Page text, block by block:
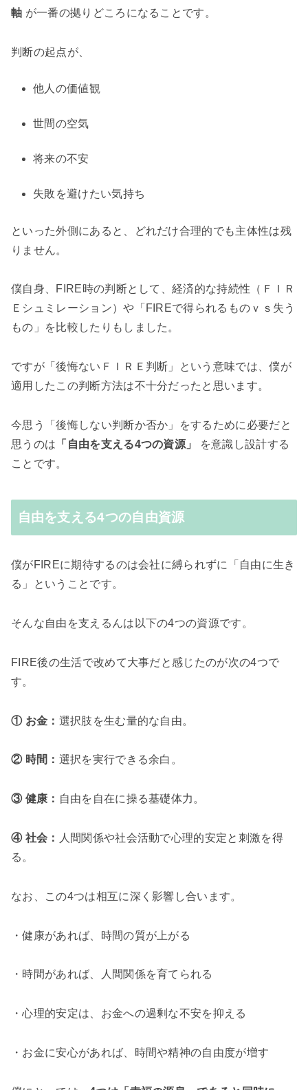
軸 が一番の拠りどころになることです。
判断の起点が、
他人の価値観
世間の空気
将来の不安
失敗を避けたい気持ち
といった外側にあると、どれだけ合理的でも主体性は残
りません。
僕自身、FIRE時の判断として、経済的な持続性（ＦＩＲ
Ｅシュミレーション）や「FIREで得られるものｖｓ失う
もの」を比較したりもしました。
ですが「後悔ないＦＩＲＥ判断」という意味では、僕が
適用したこの判断方法は不十分だったと思います。
今思う「後悔しない判断か否か」をするために必要だと
思うのは 「自由を支える4つの資源」
を意識し設計する
ことです。
自由を支える4つの自由資源
僕がFIREに期待するのは会社に縛られずに「自由に生き
る」ということです。
そんな自由を支えるんは以下の4つの資源です。
FIRE後の生活で改めて大事だと感じたのが次の4つで
す。
① お金： 選択肢を生む量的な自由。
② 時間： 選択を実行できる余白。
③ 健康： 自由を自在に操る基礎体力。
④ 社会：
人間関係や社会活動で心理的安定と刺激を得
る。
なお、この4つは相互に深く影響し合います。
・健康があれば、時間の質が上がる
・時間があれば、人間関係を育てられる
・心理的安定は、お金への過剰な不安を抑える
・お金に安心があれば、時間や精神の自由度が増す